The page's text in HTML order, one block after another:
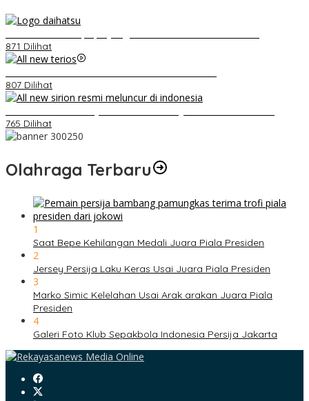
871 Dilihat
807 Dilihat
765 Dilihat
Olahraga Terbaru
1
Saat Bepe Kehilangan Medali Juara Piala Presiden
2
Jersey Persija Laku Keras Usai Juara Piala Presiden
3
Marko Simic Kelelahan Usai Arak arakan Juara Piala
Presiden
4
Galeri Foto Klub Sepakbola Indonesia Persija Jakarta